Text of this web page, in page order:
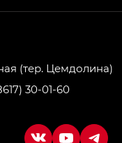
привод —
Джи Эль — GL,
экстерьера
(тер. Цемдолина)
30-01-60